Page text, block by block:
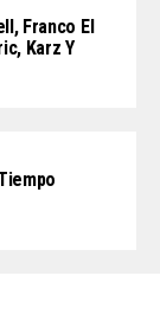
Franco El
Karz Y